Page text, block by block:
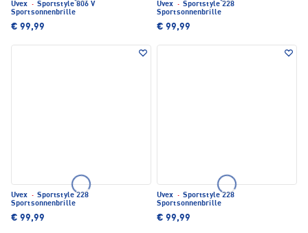
Uvex · Sportstyle 806 V
Sportsonnenbrille
€ 99,99
Uvex · Sportstyle 228
Sportsonnenbrille
€ 99,99
Uvex · Sportstyle 228
Sportsonnenbrille
€ 99,99
Uvex · Sportstyle 228
Sportsonnenbrille
€ 99,99